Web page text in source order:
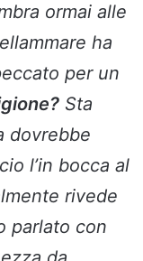
ormai alle
ha
per un
Sta
dovrebbe
l’in bocca al
rivede
parlato con